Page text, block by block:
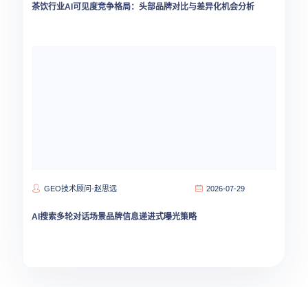
茶饮行业AI可见度竞争格局：头部品牌对比与差异化机会分析
GEO技术顾问-赵思远 2026-07-29
AI搜索多轮对话场景品牌信息递进式曝光策略